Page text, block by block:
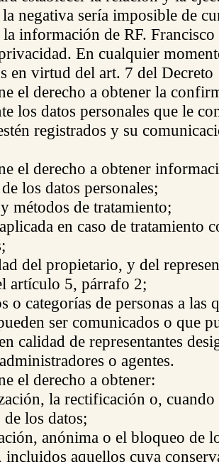
negativa sería imposible de
información de RF.
En cualquier
en virtud del art. 7 del
el derecho a obtener la
los datos personales que le
registrados y su
el derecho a obtener
los datos personales;
métodos de tratamiento;
en caso de tratamiento
del propietario, y del
artículo 5, párrafo 2;
o categorías de personas a las
ser comunicados o que
calidad de representantes
o agentes.
el derecho a obtener:
la rectificación o,
los datos;
anónima o el bloqueo de
incluidos aquellos cuya